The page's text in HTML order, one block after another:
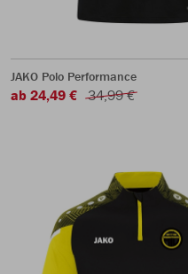
JAKO Polo Performance
ab 24,49 € 34,99 €